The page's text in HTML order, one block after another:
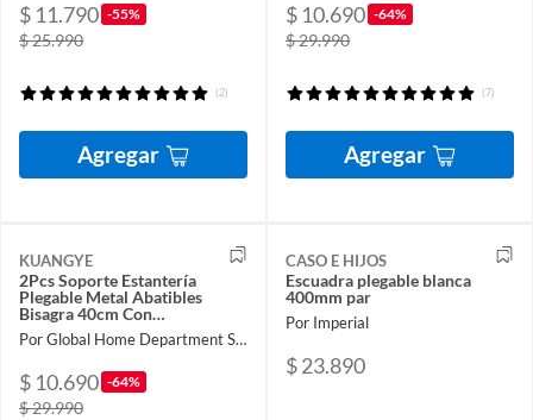
$ 11.790 -55%
$ 25.990
(2)
Agregar
$ 10.690 -64%
$ 29.990
(7)
Agregar
KUANGYE
2Pcs Soporte Estantería
Plegable Metal Abatibles
Bisagra 40cm Con
Tornillossado Carga 80KG
blanco
Por Global Home Department Store
$ 10.690 -64%
$ 29.990
CASO E HIJOS
Escuadra plegable blanca
400mm par
Por Imperial
$ 23.890